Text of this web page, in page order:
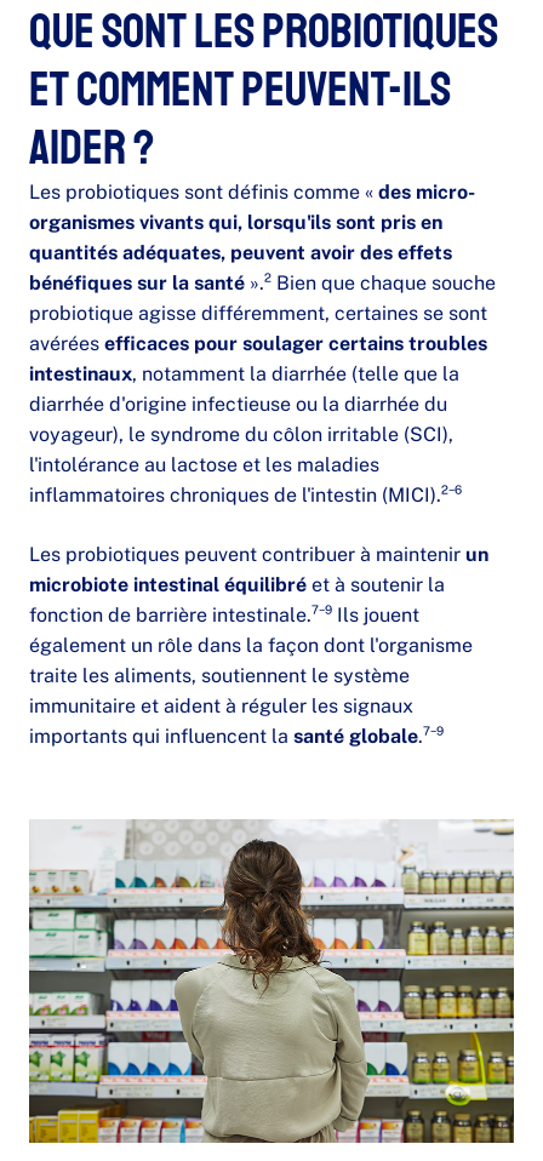
Que sont les probiotiques
et comment peuvent-ils
aider ?
Les probiotiques sont définis comme « des micro-
organismes vivants qui, lorsqu'ils sont pris en
quantités adéquates, peuvent avoir des effets
bénéfiques sur la santé ».² Bien que chaque souche
probiotique agisse différemment, certaines se sont
avérées efficaces pour soulager certains troubles
intestinaux, notamment la diarrhée (telle que la
diarrhée d'origine infectieuse ou la diarrhée du
voyageur), le syndrome du côlon irritable (SCI),
l'intolérance au lactose et les maladies
inflammatoires chroniques de l'intestin (MICI).²⁻⁶
Les probiotiques peuvent contribuer à maintenir un
microbiote intestinal équilibré et à soutenir la
fonction de barrière intestinale.⁷⁻⁹ Ils jouent
également un rôle dans la façon dont l'organisme
traite les aliments, soutiennent le système
immunitaire et aident à réguler les signaux
importants qui influencent la santé globale.⁷⁻⁹